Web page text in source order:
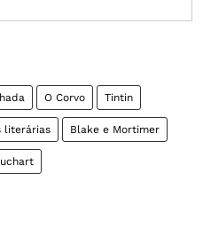
O Corvo Tintin
literárias Blake e Mortimer